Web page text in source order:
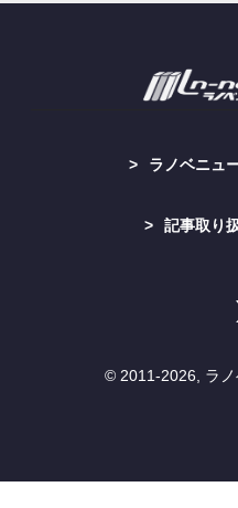
ラノベニュ
記事取り
© 2011-2026, ラ